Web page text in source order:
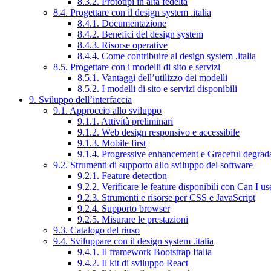
8.4. Progettare con il design system .italia
8.4.1. Documentazione
8.4.2. Benefici del design system
8.4.3. Risorse operative
8.4.4. Come contribuire al design system .italia
8.5. Progettare con i modelli di sito e servizi
8.5.1. Vantaggi dell’utilizzo dei modelli
8.5.2. I modelli di sito e servizi disponibili
9. Sviluppo dell’interfaccia
9.1. Approccio allo sviluppo
9.1.1. Attività preliminari
9.1.2. Web design responsivo e accessibile
9.1.3. Mobile first
9.1.4. Progressive enhancement e Graceful
9.2. Strumenti di supporto allo sviluppo del software
9.2.1. Feature detection
9.2.2. Verificare le feature disponibili con Can I
9.2.3. Strumenti e risorse per CSS e JavaScript
9.2.4. Supporto browser
9.2.5. Misurare le prestazioni
9.3. Catalogo del riuso
9.4. Sviluppare con il design system .italia
9.4.1. Il framework Bootstrap Italia
9.4.2. Il kit di sviluppo React